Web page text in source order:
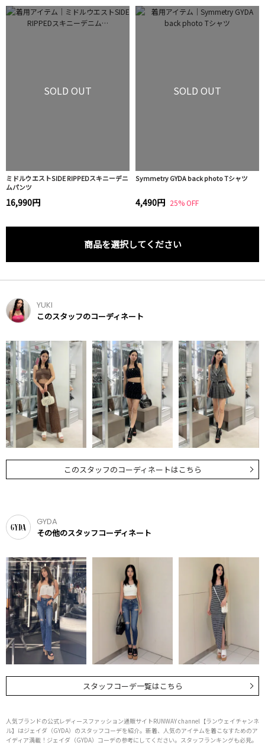
SOLD OUT
ミドルウエストSIDE RIPPEDスキニーデニ
ムパンツ
16,990円
SOLD OUT
Symmetry GYDA back photo Tシャツ
4,490円 25% OFF
商品を選択してください
YUKI
このスタッフのコーディネート
このスタッフのコーディネートはこちら
GYDA
その他のスタッフコーディネート
スタッフコーデ一覧はこちら
人気ブランドの公式レディースファッション通販サイトRUNWAY channel【ランウェイチャンネ
ル】はジェイダ（GYDA）のスタッフコーデを紹介。新着、人気のアイテムを着こなすためのア
イディア満載！ジェイダ（GYDA）コーデの参考にしてください。スタッフランキングも必見。